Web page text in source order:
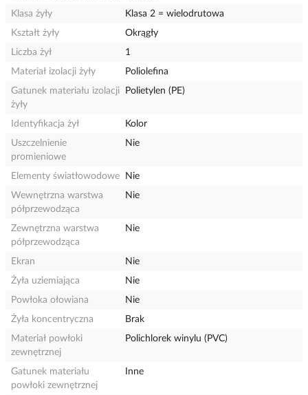
Klasa żyły
Klasa 2 = wielodrutowa
Kształt żyły
Okrągły
Liczba żył
1
Materiał izolacji żyły
Poliolefina
Gatunek materiału izolacji
żyły
Polietylen (PE)
Identyfikacja żył
Kolor
Uszczelnienie
promieniowe
Nie
Elementy światłowodowe
Nie
Wewnętrzna warstwa
półprzewodząca
Nie
Zewnętrzna warstwa
półprzewodząca
Nie
Ekran
Nie
Żyła uziemiająca
Nie
Powłoka ołowiana
Nie
Żyła koncentryczna
Brak
Materiał powłoki
zewnętrznej
Polichlorek winylu (PVC)
Gatunek materiału
powłoki zewnętrznej
Inne